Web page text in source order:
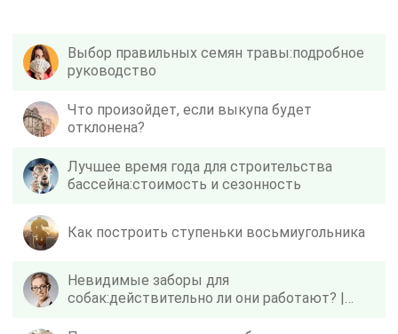
Выбор правильных семян травы:подробное
руководство
Что произойдет, если выкупа будет
отклонена?
Лучшее время года для строительства
бассейна:стоимость и сезонность
Как построить ступеньки восьмиугольника
Невидимые заборы для
собак:действительно ли они работают? |